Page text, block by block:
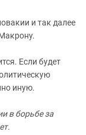
и так далее
Если будет
иную.
в борьбе за